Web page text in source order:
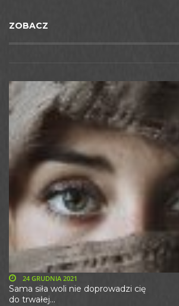
ZOBACZ
Sama siła woli nie doprowadzi cię
do trwałej...
24 GRUDNIA 2021